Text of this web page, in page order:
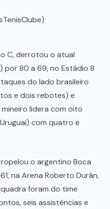
C, derrotou o atual
por 80 a 69, no Estádio 8
do lado brasileiro
e dois rebotes) e
lidera com oito
com quatro e
o argentino Boca
na Arena Roberto Durán,
foram do time
seis assistências e